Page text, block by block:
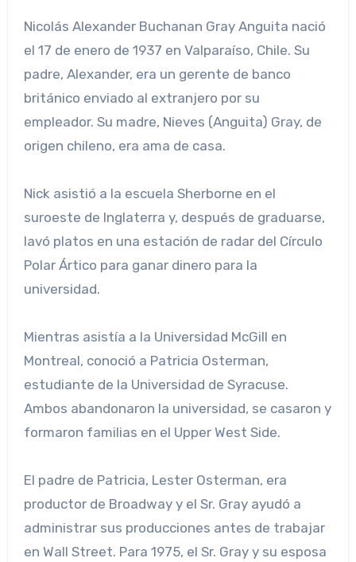
Nicolás Alexander Buchanan Gray Anguita nació
el 17 de enero de 1937 en Valparaíso, Chile. Su
padre, Alexander, era un gerente de banco
británico enviado al extranjero por su
empleador. Su madre, Nieves (Anguita) Gray, de
origen chileno, era ama de casa.
Nick asistió a la escuela Sherborne en el
suroeste de Inglaterra y, después de graduarse,
lavó platos en una estación de radar del Círculo
Polar Ártico para ganar dinero para la
universidad.
Mientras asistía a la Universidad McGill en
Montreal, conoció a Patricia Osterman,
estudiante de la Universidad de Syracuse.
Ambos abandonaron la universidad, se casaron y
formaron familias en el Upper West Side.
El padre de Patricia, Lester Osterman, era
productor de Broadway y el Sr. Gray ayudó a
administrar sus producciones antes de trabajar
en Wall Street. Para 1975, el Sr. Gray y su esposa